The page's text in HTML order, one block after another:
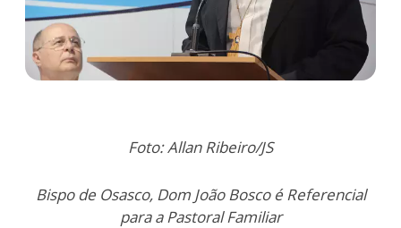
Foto: Allan Ribeiro/JS
Bispo de Osasco, Dom João Bosco é Referencial
para a Pastoral Familiar